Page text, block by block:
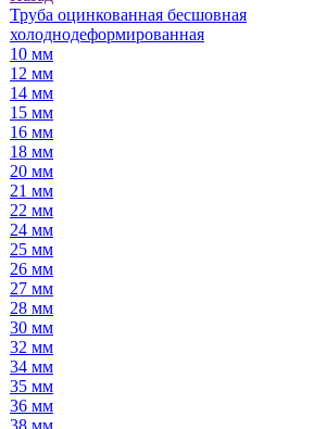
Труба оцинкованная бесшовная
холоднодеформированная
10 мм
12 мм
14 мм
15 мм
16 мм
18 мм
20 мм
21 мм
22 мм
24 мм
25 мм
26 мм
27 мм
28 мм
30 мм
32 мм
34 мм
35 мм
36 мм
38 мм